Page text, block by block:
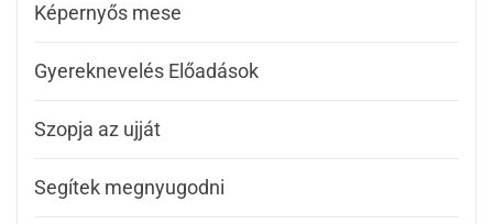
Képernyős mese
Gyereknevelés Előadások
Szopja az ujját
Segítek megnyugodni